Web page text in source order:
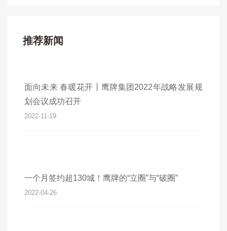
推荐新闻
面向未来 春暖花开丨鹰牌集团2022年战略发展规
划会议成功召开
2022-11-19
一个月签约超130城！鹰牌的“立圈”与“破圈”
2022-04-26